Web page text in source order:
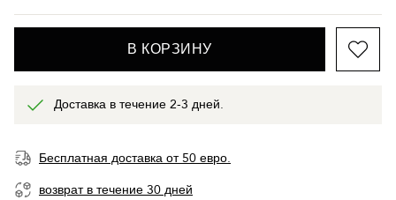
В КОРЗИНУ
Доставка в течение 2-3 дней.
Бесплатная доставка от 50 евро.
возврат в течение 30 дней